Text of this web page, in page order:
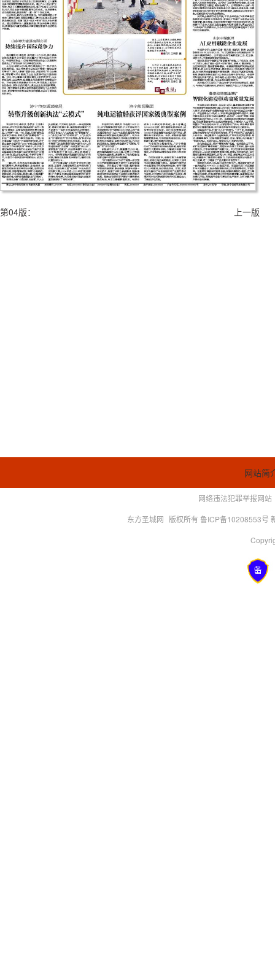
第04版： 上一版
网站简
网络违法犯罪举报网站
东方圣城网 版权所有 鲁ICP备10208553号